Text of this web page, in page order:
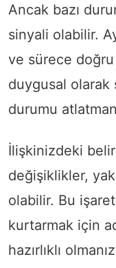
Ancak bazı
sinyali olabilir.
ve sürece
duygusal olarak
durumu
İlişkinizdeki
değişiklikler,
olabilir. Bu
kurtarmak için
hazırlıklı